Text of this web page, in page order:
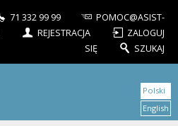
71 332 99 99
POMOC@ASIST-
REJESTRACJA
ZALOGUJ
SIĘ
SZUKAJ
Polski
English